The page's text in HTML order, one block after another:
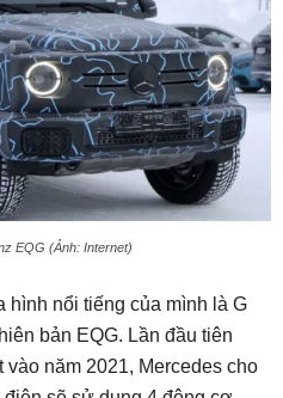
EQG (Ảnh: Internet)
hình nổi tiếng của mình là G
bản EQG. Lần đầu tiên
năm 2021, Mercedes cho